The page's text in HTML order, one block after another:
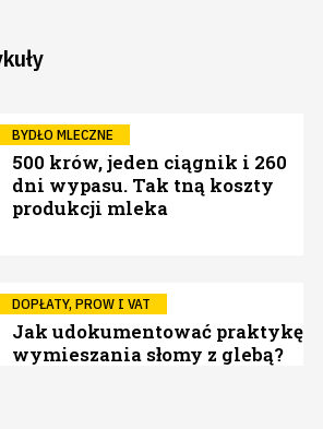
BYDŁO MLECZNE
500 krów, jeden ciągnik i 260
dni wypasu. Tak tną koszty
produkcji mleka
DOPŁATY, PROW I VAT
Jak udokumentować praktykę
wymieszania słomy z glebą?